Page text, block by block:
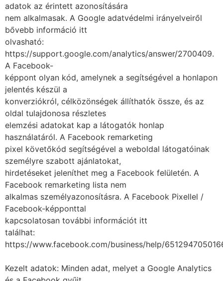
adatok az érintett azonosítására
nem alkalmasak. A Google adatvédelmi irányelveiről
bővebb információ itt
olvasható:
https://support.google.com/analytics/answer/2700409.
A Facebook-
képpont olyan kód, amelynek a segítségével a honlapon
jelentés készül a
konverziókról, célközönségek állíthatók össze, és az
oldal tulajdonosa részletes
elemzési adatokat kap a látogatók honlap
használatáról. A Facebook remarketing
pixel követőkód segítségével a weboldal látogatóinak
személyre szabott ajánlatokat,
hirdetéseket jeleníthet meg a Facebook felületén. A
Facebook remarketing lista nem
alkalmas személyazonosításra. A Facebook Pixellel /
Facebook-képponttal
kapcsolatosan további információt itt
találhat:
https://www.facebook.com/business/help/
Kezelt adatok: Minden adat, melyet a Google Analytics